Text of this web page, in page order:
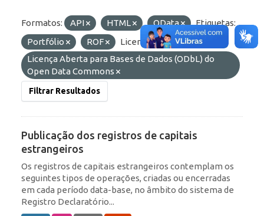
Formatos: API HTML OData
Etiquetas:
Portfólio
ROF
Licenças:
Licença Aberta para Bases de Dados (ODbL) do
Open Data Commons
Filtrar Resultados
Publicação dos registros de capitais
estrangeiros
Os registros de capitais estrangeiros contemplam os
seguintes tipos de operações, criadas ou encerradas
em cada período data-base, no âmbito do sistema de
Registro Declaratório...